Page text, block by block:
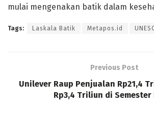
mulai mengenakan batik dalam
Tags: Laskala Batik Metapos.id
Previous Post
Unilever Raup Penjualan Rp21,4
Rp3,4 Triliun di Semester